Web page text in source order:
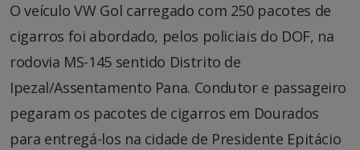
O veículo VW Gol carregado com 250 pacotes de
cigarros foi abordado, pelos policiais do DOF, na
rodovia MS-145 sentido Distrito de
Ipezal/Assentamento Pana. Condutor e passageiro
pegaram os pacotes de cigarros em Dourados
para entregá-los na cidade de Presidente Epitácio